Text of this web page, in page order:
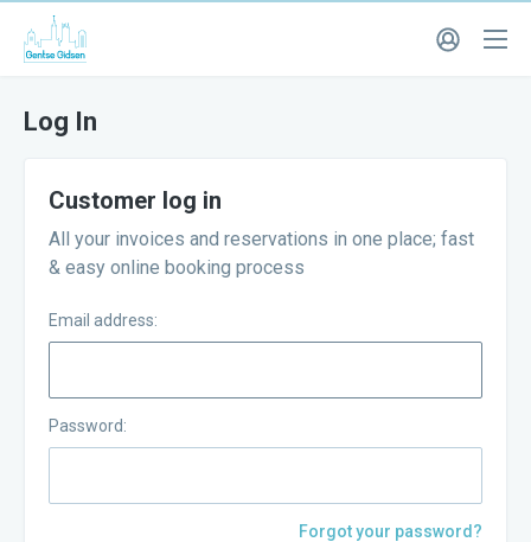
Log In
Customer log in
All your invoices and reservations in one place; fast
& easy online booking process
Email address:
Password:
Forgot your password?